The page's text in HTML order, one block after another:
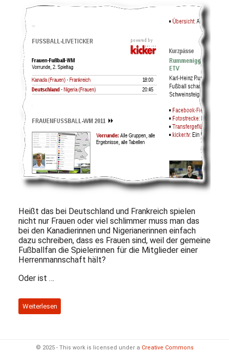
Heißt das bei Deutschland und Frankreich spielen
nicht nur Frauen oder viel schlimmer muss man das
bei den Kanadierinnen und Nigerianerinnen einfach
dazu schreiben, dass es Frauen sind, weil der gemeine
Fußballfan die Spielerinnen für die Mitglieder einer
Herrenmannschaft hält?
Oder ist …
Weiterlesen
© 2025 - This work is licensed under a Creative Commons